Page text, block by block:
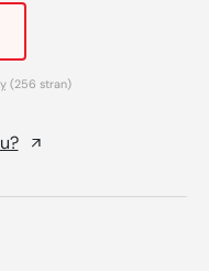
(256 stran)